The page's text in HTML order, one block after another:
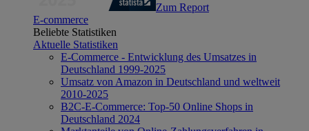
Zum Report
E-commerce
Beliebte Statistiken
Aktuelle Statistiken
E-Commerce - Entwicklung des Umsatzes in
Deutschland 1999-2025
Umsatz von Amazon in Deutschland und weltweit
2010-2025
B2C-E-Commerce: Top-50 Online Shops in
Deutschland 2024